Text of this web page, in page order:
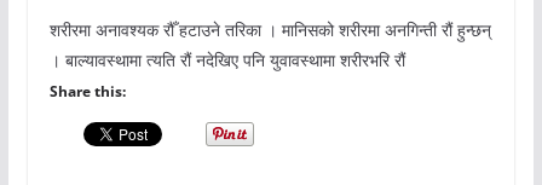
शरीरमा अनावश्यक रौँ हटाउने तरिका । मानिसको शरीरमा अनगिन्ती रौं हुन्छन्
। बाल्यावस्थामा त्यति रौं नदेखिए पनि युवावस्थामा शरीरभरि रौं
Share this: